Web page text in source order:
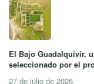
El Bajo Guadalquivir,
seleccionado por el
27 de julio de 2026